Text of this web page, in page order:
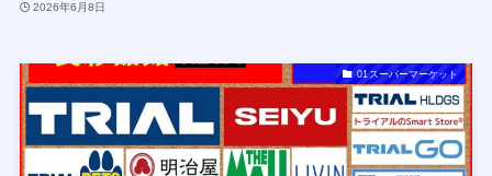
2026年6月8日
01スーパーマーケット